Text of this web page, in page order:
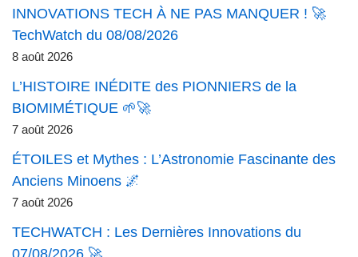
INNOVATIONS TECH À NE PAS MANQUER ! 🚀
TechWatch du 08/08/2026
8 août 2026
L’HISTOIRE INÉDITE des PIONNIERS de la
BIOMIMÉTIQUE 🌱🚀
7 août 2026
ÉTOILES et Mythes : L’Astronomie Fascinante des
Anciens Minoens 🌌
7 août 2026
TECHWATCH : Les Dernières Innovations du